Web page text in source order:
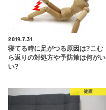
2019.7.31
寝てる時に足がつる原因は?こむ
ら返りの対処方や予防策は何がい
い?
健康